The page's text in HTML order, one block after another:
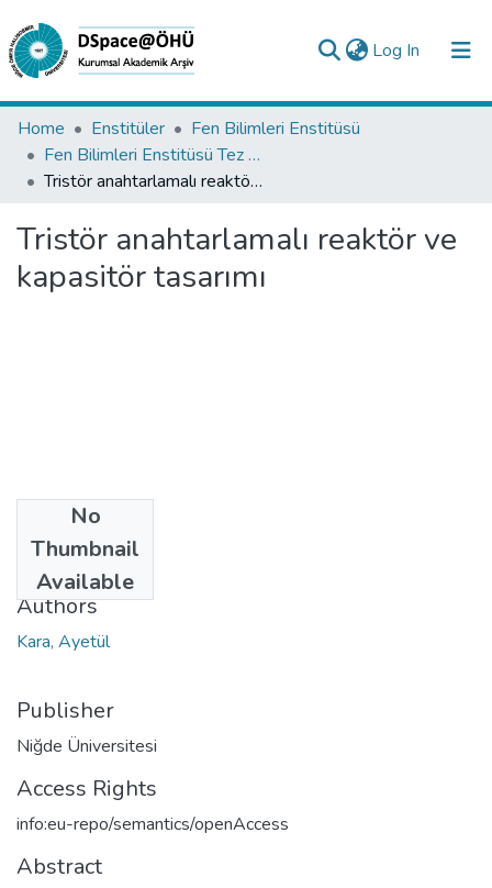
Log In (current)
Collections
All of DSpace
Analyze
Request/Question
Home Enstitüler
Fen Bilimleri Enstitüsü
Fen Bilimleri Enstitüsü Tez Koleksiyonu
Tristör anahtarlamalı reaktör ve kapasitör tasarımı
Tristör anahtarlamalı reaktör ve
kapasitör tasarımı
No
Thumbnail
Available
2006
Authors
Kara, Ayetül
Publisher
Niğde Üniversitesi
Access Rights
info:eu-repo/semantics/openAccess
Abstract